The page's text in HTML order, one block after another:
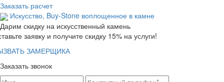
Заказать расчет
Искусство, Buy-Stone воплощенное в камне
Дарим скидку на искусственный камень
заявку и получите скидку 15% на услуги!
ЗАМЕРЩИКА
Заказать звонок